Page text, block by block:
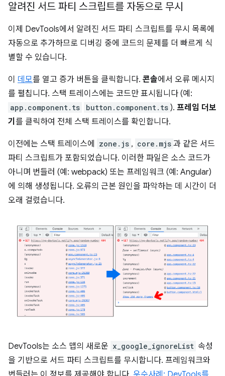
알려진 서드 파티 스크립트를 자동으로 무시
이제 DevTools에서 알려진 서드 파티 스크립트를 무시 목록에
자동으로 추가하므로 디버깅 중에 코드의 문제를 더 빠르게 식
별할 수 있습니다.
이 데모를 열고 증가 버튼을 클릭합니다. 콘솔에서 오류 메시지
를 펼칩니다. 스택 트레이스에는 코드만 표시됩니다 (예:
app.component.ts button.component.ts ). 프레임 더보
기 를 클릭하여 전체 스택 트레이스를 확인합니다.
이전에는 스택 트레이스에 zone.js , core.mjs 과 같은 서드
파티 스크립트가 포함되었습니다. 이러한 파일은 소스 코드가
아니며 번들러 (예: webpack) 또는 프레임워크 (예: Angular)
에 의해 생성됩니다. 오류의 근본 원인을 파악하는 데 시간이 더
오래 걸렸습니다.
DevTools는 소스 맵의 새로운 x_google_ignoreList 속성
을 기반으로 서드 파티 스크립트를 무시합니다. 프레임워크와